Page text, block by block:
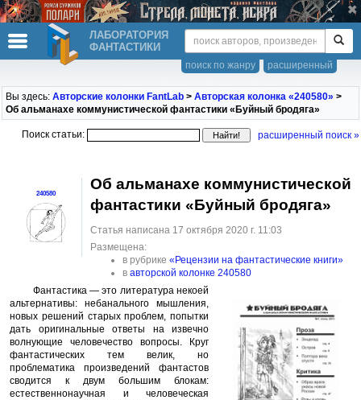
ЛАБОРАТОРИЯ
ФАНТАСТИКИ
расширенный
поиск по жанру
Вы здесь: Авторские колонки FantLab > Авторская колонка «240580» >
Об альманахе коммунистической фантастики «Буйный бродяга»
Поиск статьи: расширенный поиск »
240580
Об альманахе коммунистической
фантастики «Буйный бродяга»
Статья написана 17 октября 2020 г. 11:03
Размещена:
в рубрике «Рецензии на фантастические книги»
в авторской колонке 240580
Фантастика — это литература некоей
альтернативы: небанального мышления,
новых решений старых проблем, попытки
дать оригинальные ответы на извечно
волнующие человечество вопросы. Круг
фантастических тем велик, но
проблематика произведений фантастов
сводится к двум большим блокам:
естественнонаучная и человеческая